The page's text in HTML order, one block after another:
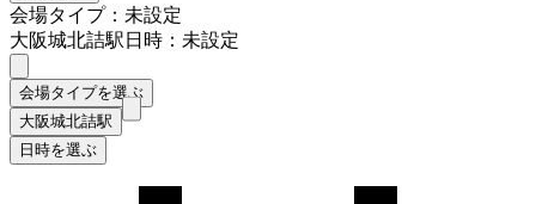
会場タイプ：未設定
大阪城北詰駅日時：未設定
会場タイプを選ぶ
大阪城北詰駅
日時を選ぶ